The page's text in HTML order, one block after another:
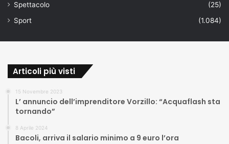
Spettacolo
(25)
Sport
(1.084)
Articoli più visti
15 Novembre 2023
L’ annuncio dell’imprenditore Vorzillo: “Acquaflash sta
tornando”
8 Aprile 2024
Bacoli, arriva il salario minimo a 9 euro l’ora